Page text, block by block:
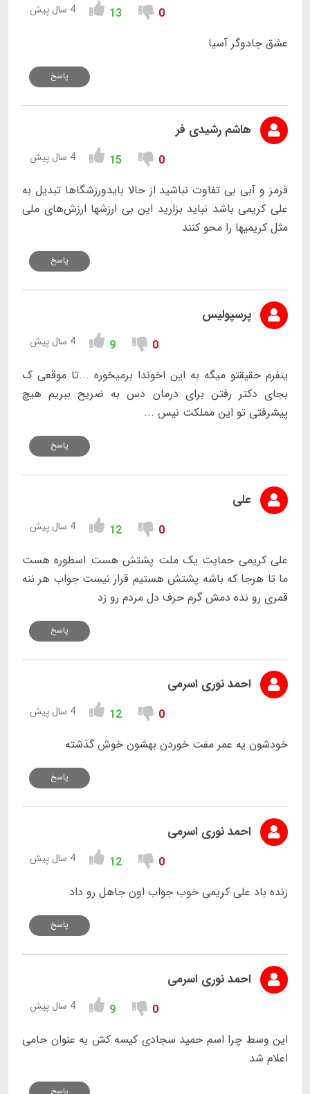
0
13 4 سال پیش
عشق جادوگر آسیا
پاسخ
هاشم رشیدی فر
0
15 4 سال پیش
قرمز و آبی بی تفاوت نباشید از حالا بایدورزشگاها تبدیل به
علی کریمی باشد نباید بزارید این بی ارزشها ارزش‌های ملی
مثل کریمیها را محو کنند
پاسخ
پرسپولیس
0
9 4 سال پیش
ینفرم حقیقتو میگه به این اخوندا برمیخوره ...تا موقعی ک
بجای دکتر رفتن برای درمان دس به ضریح ببریم هیچ
پیشرفتی تو این مملکت نیس ...
پاسخ
علی
0
12 4 سال پیش
علی کریمی حمایت یک ملت پشتش هست اسطوره هست
ما تا هرجا که باشه پشتش هستیم قرار نیست جواب هر ننه
قمری رو نده دمش گرم حرف دل مردم رو زد
پاسخ
احمد نوری اسرمی
0
12 4 سال پیش
خودشون یه عمر مفت خوردن بهشون خوش گذشته
پاسخ
احمد نوری اسرمی
0
12 4 سال پیش
زنده باد علی کریمی خوب جواب اون جاهل رو داد
پاسخ
احمد نوری اسرمی
0
9 4 سال پیش
این وسط چرا اسم حمید سجادی کیسه کش به عنوان حامی
اعلام شد
پاسخ